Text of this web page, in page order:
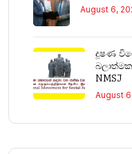
August 6,
දූෂණ
NMSJ
August